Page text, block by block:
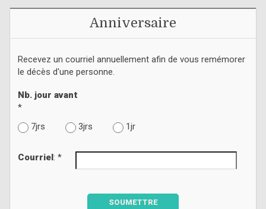
Anniversaire
Recevez un courriel annuellement afin de vous remémorer
le décès d'une personne.
Nb. jour avant
*
7jrs
3jrs 1jr
Courriel : *
SOUMETTRE